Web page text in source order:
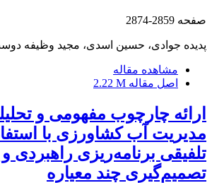
صفحه 2859-2874
پدیده جوادی، حسین اسدی، مجید وظیفه
مشاهده مقاله
اصل مقاله 2.22 M
ارائه چارچوب مفهومی و
مدیریت آب کشاورزی با
تلفیقی برنامه‌ریزی راهبردی
تصمیم‌گیری چند معیاره